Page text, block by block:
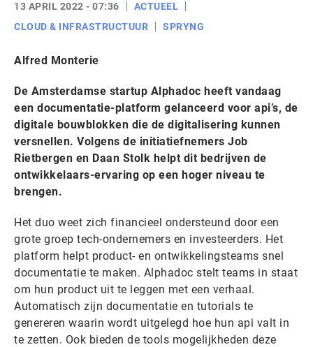
13 APRIL 2022 - 07:36
ACTUEEL
CLOUD & INFRASTRUCTUUR
SPRYNG
Alfred Monterie
De Amsterdamse startup Alphadoc heeft vandaag
een documentatie-platform gelanceerd voor api’s, de
digitale bouwblokken die de digitalisering kunnen
versnellen. Volgens de initiatiefnemers Job
Rietbergen en Daan Stolk helpt dit bedrijven de
ontwikkelaars-ervaring op een hoger niveau te
brengen.
Het duo weet zich financieel ondersteund door een
grote groep tech-ondernemers en investeerders. Het
platform helpt product- en ontwikkelingsteams snel
documentatie te maken. Alphadoc stelt teams in staat
om hun product uit te leggen met een verhaal.
Automatisch zijn documentatie en tutorials te
genereren waarin wordt uitgelegd hoe hun api valt in
te zetten. Ook bieden de tools mogelijkheden deze